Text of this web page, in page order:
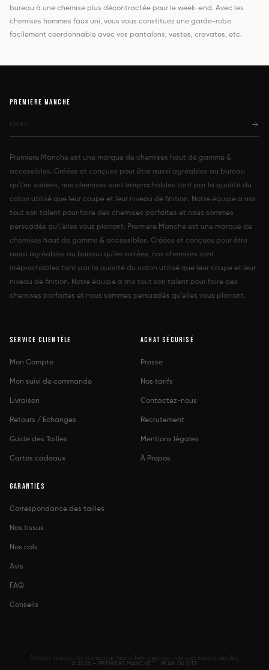
bureau à une chemise plus décontractée pour le week-end. Avec les
chemises hommes faux uni, vous vous constituez une garde-robe
facilement coordonnable avec vos pantalons, vestes, cravates, etc.
PREMIERE MANCHE
Premiere Manche est une marque de chemises haut de gamme &
accessibles. Créées et conçues pour être aussi agréables au bureau
qu\'en soirées, nos chemises sont irréprochables tant par la qualité du
coton utilisé que leur coupe et leur niveau de finition. Notre équipe a mis
tout son talent pour faire des chemises parfaites et nous sommes
persuadés qu\'elles vous plairont. Premiere Manche est une marque de
chemises haut de gamme & accessibles. Créées et conçues pour être
aussi agréables au bureau qu'en soirées, nos chemises sont
irréprochables tant par la qualité du coton utilisé que leur coupe et leur
niveau de finition. Notre équipe a mis tout son talent pour faire des
chemises parfaites et nous sommes persuadés qu'elles vous plairont.
SERVICE CLIENTÈLE
Mon Compte
Mon suivi de commande
Livraison
Retours / Échanges
Guide des Tailles
Cartes cadeaux
ACHAT SÉCURISÉ
Presse
Nos tarifs
Contactez-nous
Recrutement
Mentions légales
À Propos
GARANTIES
Correspondance des tailles
Nos tissus
Nos cols
Avis
FAQ
Conseils
Premiere Manche - les vêtements de luxe et bien coupés que vous avez toujours cherchés.
© 2026 – PREMIERE MANCHE™ · PLAN DU SITE